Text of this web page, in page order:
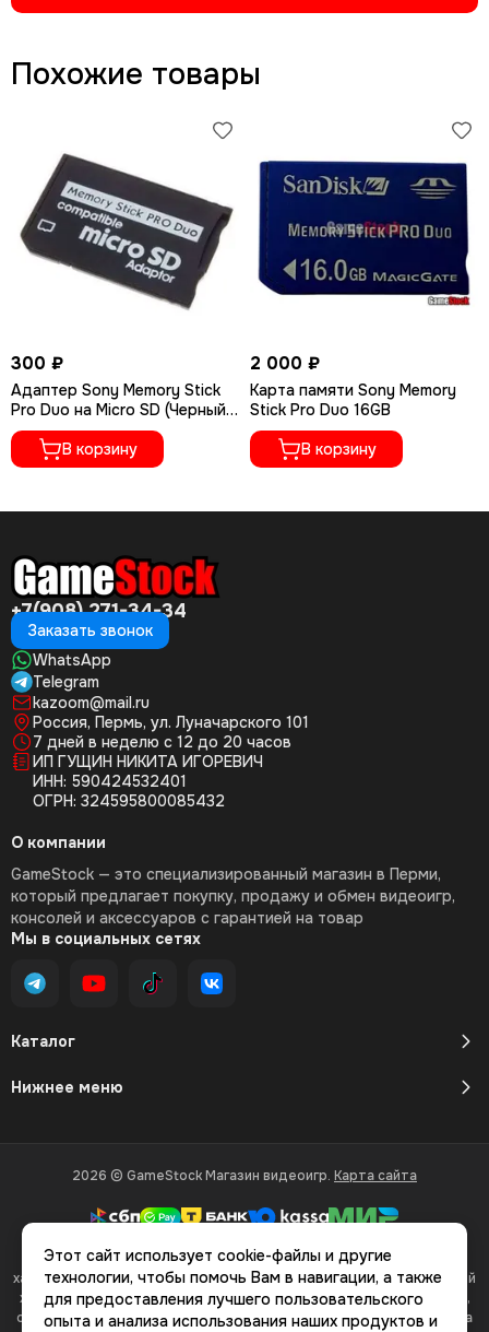
Похожие товары
300 ₽
Адаптер Sony Memory Stick
Pro Duo на Micro SD (Черный,
на 1 карту памяти)
В корзину
2 000 ₽
Карта памяти Sony Memory
Stick Pro Duo 16GB
В корзину
+7(908) 271-34-34
Заказать звонок
WhatsApp
Telegram
kazoom@mail.ru
Россия, Пермь, ул. Луначарского 101
7 дней в неделю с 12 до 20 часов
ИП ГУЩИН НИКИТА ИГОРЕВИЧ
ИНН: 590424532401
ОГРН: 324595800085432
Каталог
Нижнее меню
О компании
GameStock — это специализированный магазин в Перми,
который предлагает покупку, продажу и обмен видеоигр,
консолей и аксессуаров с гарантией на товар
Мы в социальных сетях
2026 © GameStock Магазин видеоигр. Карта сайта
Вся представленная на сайте информация, касающаяся
характеристик, стоимости товаров и услуг, носит информационный
характер и ни при каких условиях не является публичной офертой,
определяемой положениями Статьи 437(2) Гражданского кодекса
Этот сайт использует cookie-файлы и другие
технологии, чтобы помочь Вам в навигации, а также
для предоставления лучшего пользовательского
опыта и анализа использования наших продуктов и